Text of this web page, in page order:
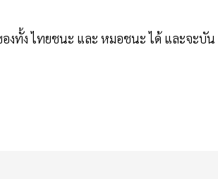
งทั้ง ไทยชนะ และ หมอชนะ ได้ และจะบัน